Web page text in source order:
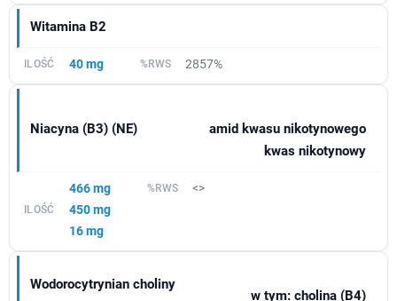
Witamina B2
40 mg 2857%
Niacyna (B3) (NE)
amid kwasu nikotynowego
kwas nikotynowy
466 mg
450 mg
16 mg
<>
Wodorocytrynian choliny
w tym: cholina (B4)